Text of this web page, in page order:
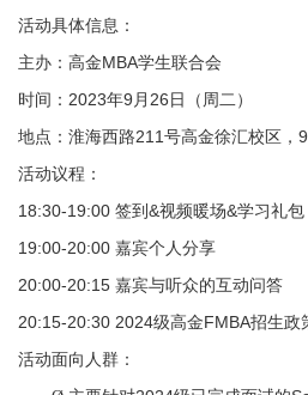
活动具体信息：
主办：高金MBA学生联合会
时间：2023年9月26日（周二）
地点：淮海西路211号高金徐汇校区，
活动议程：
18:30-19:00 签到&视频暖场&学习礼包
19:00-20:00 嘉宾个人分享
20:00-20:15 嘉宾与听众的互动问答
20:15-20:30 2024级高金FMBA招生政
活动面向人群：